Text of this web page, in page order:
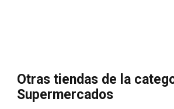
Otras tiendas de la
Supermercados